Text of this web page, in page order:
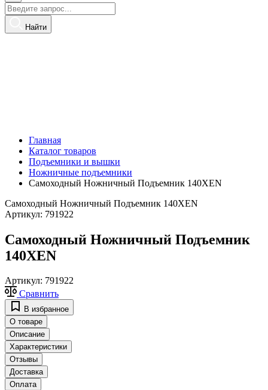
Найти
Главная
Каталог товаров
Подъемники и вышки
Ножничные подъемники
Самоходный Ножничный Подъемник 140XEN
Самоходный Ножничный Подъемник 140XEN
Артикул: 791922
Самоходный Ножничный Подъемник
140XEN
Артикул: 791922
Сравнить
В избранное
О товаре
Описание
Характеристики
Отзывы
Доставка
Оплата